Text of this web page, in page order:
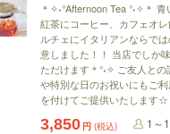
＊✧˖°Afternoon Tea °˖✧＊
紅茶にコーヒー、カフェオ
ルチェにイタリアンならで
意しました！！ 当店でしか
ただけます＊°˖✧ ご友人と
や特別な日のお祝いにもご
を付けてご提供いたします☆
3,850 円 (税込) 1～